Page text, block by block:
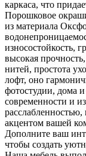
каркаса, что
Порошковое
из материала
износостойкость,
высокая
нитей, простота
лофт, оно
фотостудии, дома
современности и
акцентом вашей
Дополните ваш
чтобы создать